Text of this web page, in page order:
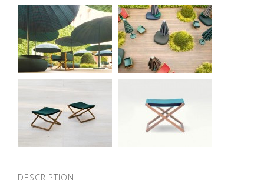
DESCRIPTION :